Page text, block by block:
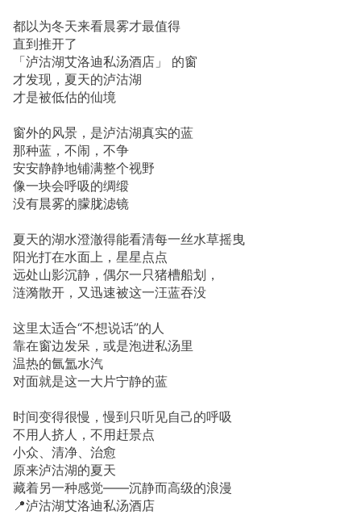
都以为冬天来看晨雾才最值得
直到推开了
「泸沽湖艾洛迪私汤酒店」 的窗
才发现，夏天的泸沽湖
才是被低估的仙境
窗外的风景，是泸沽湖真实的蓝
那种蓝，不闹，不争
安安静静地铺满整个视野
像一块会呼吸的绸缎
没有晨雾的朦胧滤镜
夏天的湖水澄澈得能看清每一丝水草摇曳
阳光打在水面上，星星点点
远处山影沉静，偶尔一只猪槽船划，
涟漪散开，又迅速被这一汪蓝吞没
这里太适合“不想说话”的人
靠在窗边发呆，或是泡进私汤里
温热的氤氲水汽
对面就是这一大片宁静的蓝
时间变得很慢，慢到只听见自己的呼吸
不用人挤人，不用赶景点
小众、清净、治愈
原来泸沽湖的夏天
藏着另一种感觉——沉静而高级的浪漫
📍泸沽湖艾洛迪私汤酒店